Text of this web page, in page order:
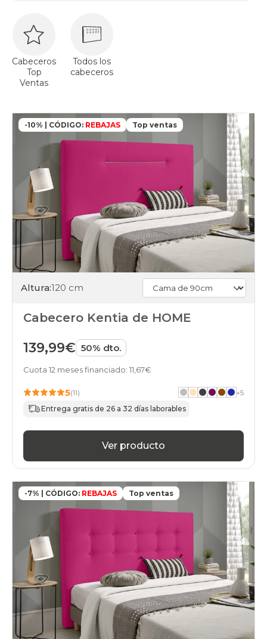
Cabeceros
Top
Ventas
Todos los
cabeceros
-10% | CÓDIGO: REBAJAS Top ventas
Altura:120 cm
Cabecero Kentia de HOME
139,99€ 50% dto.
Cuota 12 meses financiado: 11,67€
5(11) +5
Entrega gratis de 26 a 32 días laborables
Ver producto
-7% | CÓDIGO: REBAJAS Top ventas